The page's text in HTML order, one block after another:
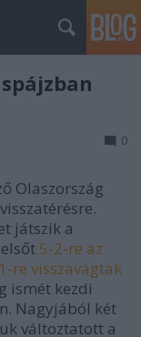
0
Olaszország
játszik a
5-2-re az
re visszavágtak
ismét kezdi
Nagyjából két
változtatott a